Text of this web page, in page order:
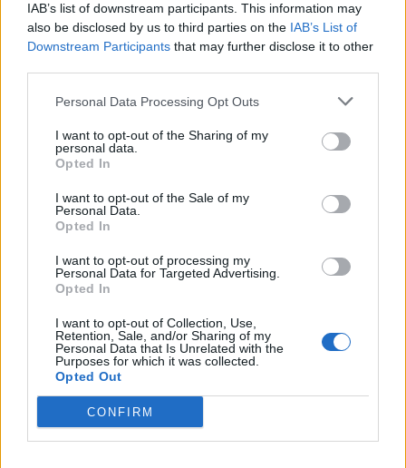
IAB’s list of downstream participants. This information may
also be disclosed by us to third parties on the IAB’s List of
Downstream Participants that may further disclose it to other
Personal Data Processing Opt Outs
I want to opt-out of the Sharing of my
personal data.
Opted In
I want to opt-out of the Sale of my
Personal Data.
Opted In
I want to opt-out of processing my
Personal Data for Targeted Advertising.
Opted In
I want to opt-out of Collection, Use,
Retention, Sale, and/or Sharing of my
Personal Data that Is Unrelated with the
Purposes for which it was collected.
Opted Out
CONFIRM
Afficher la carte